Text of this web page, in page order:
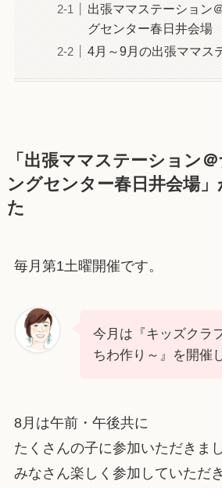
出張ママステーション
グセンター春日井会場
4月～9月の出張ママス
「 出張ママステーション
ングセンター春日井会場」
た
毎月第1土曜開催です。
今月は『キッズクラ
ちわ作り～』を開催
8月は午前・午後共に
たくさんの子に参加いただきまし
みなさん楽しく参加していただき